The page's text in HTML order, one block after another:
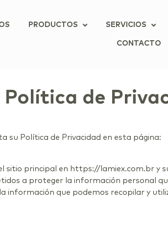
PRODUCTOS SERVICIOS
CONTACTO
Política de
su Política de Privacidad en esta página:
sitio principal en https://lamiex.com.br y
a proteger la información personal
información que podemos recopilar y